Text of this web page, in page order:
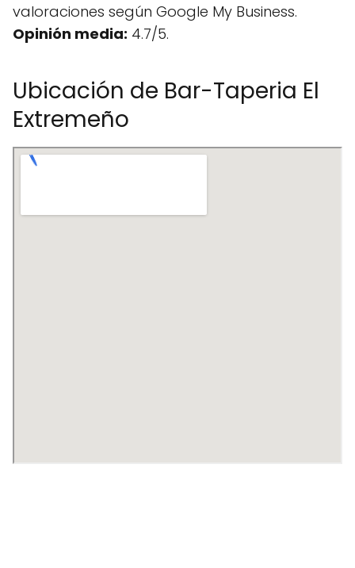
valoraciones según Google My Business.
Opinión media: 4.7/5.
Ubicación de Bar-Taperia El
Extremeño